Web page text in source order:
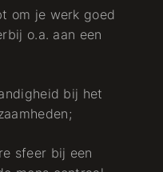
om je werk goed
o.a. aan een
bij het
sfeer bij een